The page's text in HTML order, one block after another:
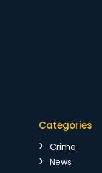
Categories
Crime
News